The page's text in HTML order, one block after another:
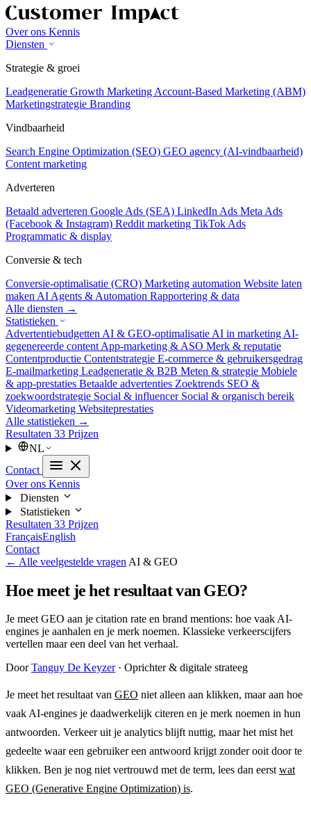
Over ons Kennis
Diensten
Strategie & groei
Leadgeneratie Growth Marketing Account-Based Marketing (ABM)
Marketingstrategie Branding
Vindbaarheid
Search Engine Optimization (SEO) GEO agency (AI-vindbaarheid)
Content marketing
Adverteren
Betaald adverteren Google Ads (SEA) LinkedIn Ads Meta Ads
(Facebook & Instagram) Reddit marketing TikTok Ads
Programmatic & display
Conversie & tech
Conversie-optimalisatie (CRO) Marketing automation Website laten
maken AI Agents & Automation Rapportering & data
Alle diensten →
Statistieken
Advertentiebudgetten AI & GEO-optimalisatie AI in marketing AI-
gegenereerde content App-marketing & ASO Merk & reputatie
Contentproductie Contentstrategie E-commerce & gebruikersgedrag
E-mailmarketing Leadgeneratie & B2B Meten & strategie Mobiele
& app-prestaties Betaalde advertenties Zoektrends SEO &
zoekwoordstrategie Social & influencer Social & organisch bereik
Videomarketing Websiteprestaties
Alle statistieken →
Resultaten 33 Prijzen
NL
Contact
Over ons Kennis
Diensten
Statistieken
Resultaten 33 Prijzen
FrançaisEnglish
Contact
← Alle veelgestelde vragen AI & GEO
Hoe meet je het resultaat van GEO?
Je meet GEO aan je citation rate en brand mentions: hoe vaak AI-
engines je aanhalen en je merk noemen. Klassieke verkeerscijfers
vertellen maar een deel van het verhaal.
DoorTanguy De Keyzer· Oprichter & digitale strateeg
Je meet het resultaat van GEO niet alleen aan klikken, maar aan hoe
vaak AI-engines je daadwerkelijk citeren en je merk noemen in hun
antwoorden. Verkeer uit je analytics blijft nuttig, maar het mist het
gedeelte waar een gebruiker een antwoord krijgt zonder ooit door te
klikken. Ben je nog niet vertrouwd met de term, lees dan eerst wat
GEO (Generative Engine Optimization) is.